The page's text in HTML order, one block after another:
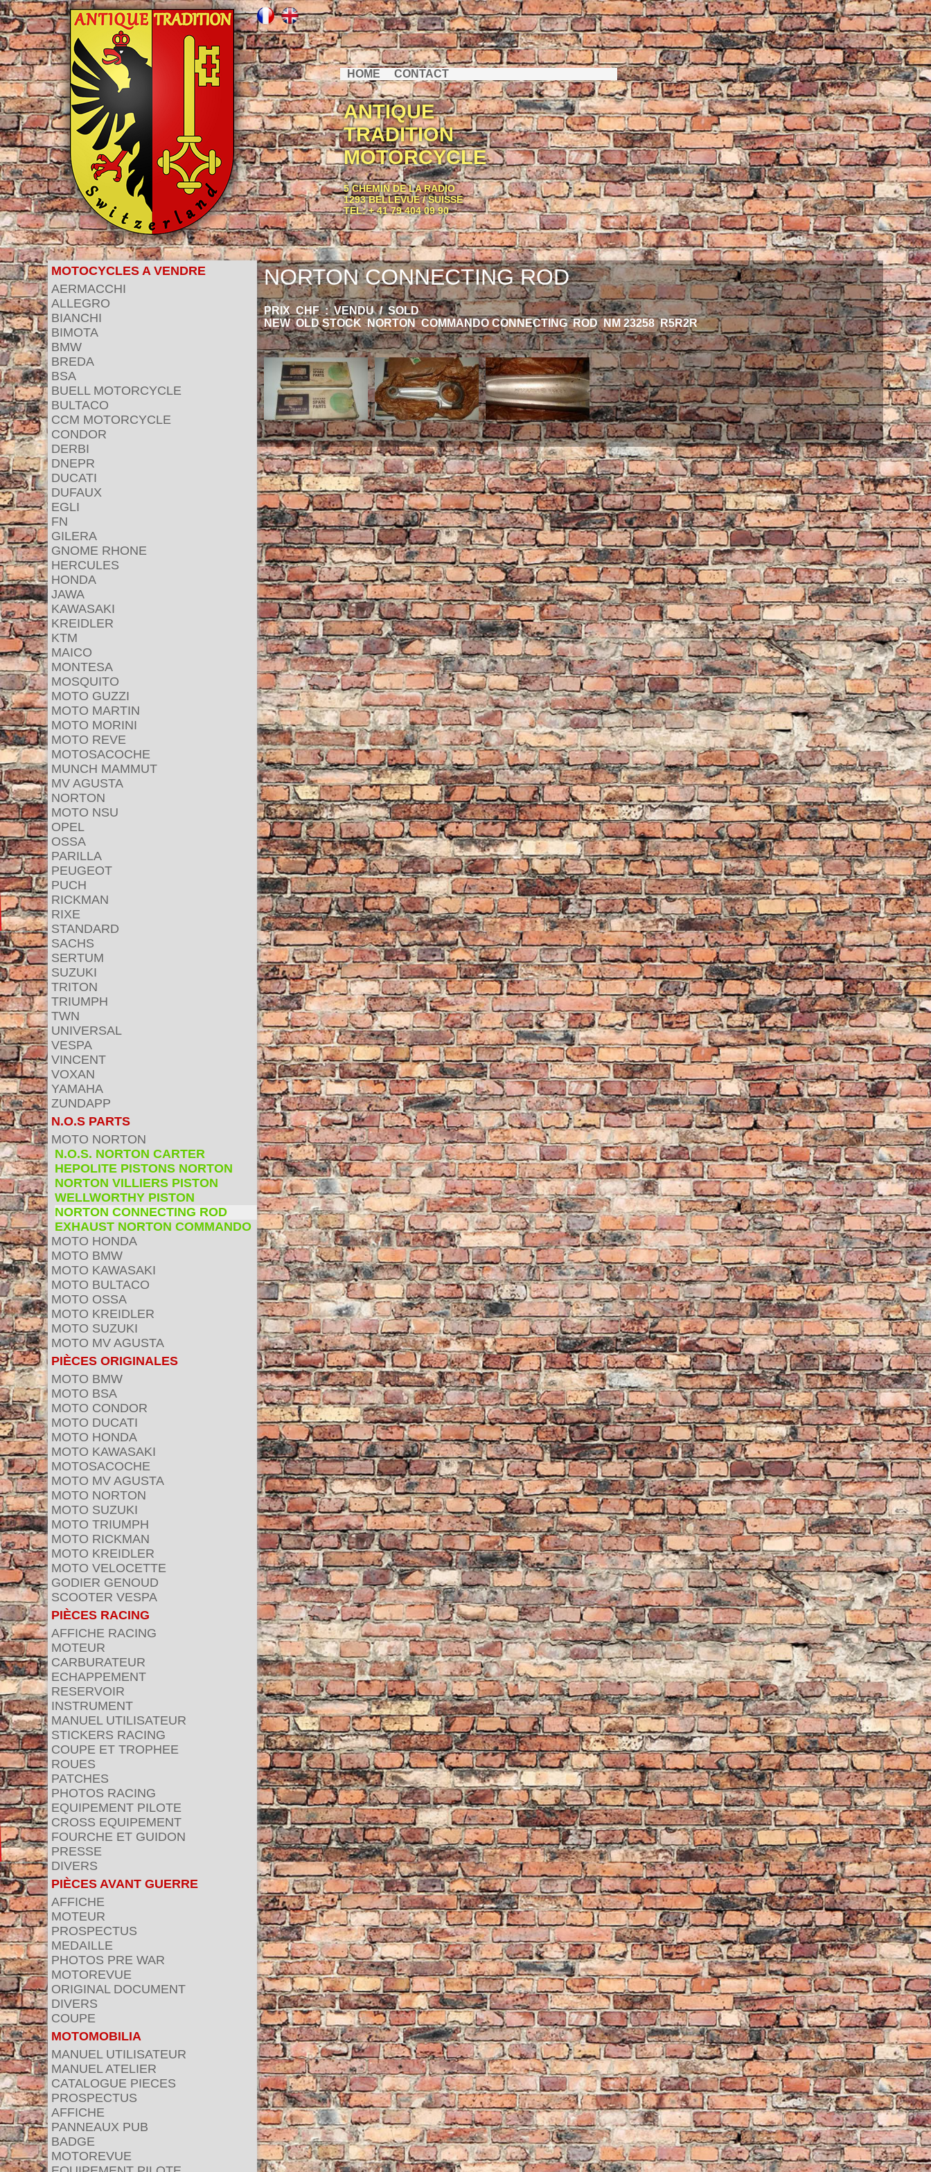
HOME CONTACT
ANTIQUE
TRADITION
MOTORCYCLE
5 CHEMIN DE LA RADIO
1293 BELLEVUE / SUISSE
TEL: + 41 79 404 09 90
MOTOCYCLES A VENDRE
AERMACCHI
ALLEGRO
BIANCHI
BIMOTA
BMW
BREDA
BSA
BUELL MOTORCYCLE
BULTACO
CCM MOTORCYCLE
CONDOR
DERBI
DNEPR
DUCATI
DUFAUX
EGLI
FN
GILERA
GNOME RHONE
HERCULES
HONDA
JAWA
KAWASAKI
KREIDLER
KTM
MAICO
MONTESA
MOSQUITO
MOTO GUZZI
MOTO MARTIN
MOTO MORINI
MOTO REVE
MOTOSACOCHE
MUNCH MAMMUT
MV AGUSTA
NORTON
MOTO NSU
OPEL
OSSA
PARILLA
PEUGEOT
PUCH
RICKMAN
RIXE
STANDARD
SACHS
SERTUM
SUZUKI
TRITON
TRIUMPH
TWN
UNIVERSAL
VESPA
VINCENT
VOXAN
YAMAHA
ZUNDAPP
N.O.S PARTS
MOTO NORTON
N.O.S. NORTON CARTER
HEPOLITE PISTONS NORTON
NORTON VILLIERS PISTON
WELLWORTHY PISTON
NORTON CONNECTING ROD
EXHAUST NORTON COMMANDO
MOTO HONDA
MOTO BMW
MOTO KAWASAKI
MOTO BULTACO
MOTO OSSA
MOTO KREIDLER
MOTO SUZUKI
MOTO MV AGUSTA
PIÈCES ORIGINALES
MOTO BMW
MOTO BSA
MOTO CONDOR
MOTO DUCATI
MOTO HONDA
MOTO KAWASAKI
MOTOSACOCHE
MOTO MV AGUSTA
MOTO NORTON
MOTO SUZUKI
MOTO TRIUMPH
MOTO RICKMAN
MOTO KREIDLER
MOTO VELOCETTE
GODIER GENOUD
SCOOTER VESPA
PIÈCES RACING
AFFICHE RACING
MOTEUR
CARBURATEUR
ECHAPPEMENT
RESERVOIR
INSTRUMENT
MANUEL UTILISATEUR
STICKERS RACING
COUPE ET TROPHEE
ROUES
PATCHES
PHOTOS RACING
EQUIPEMENT PILOTE
CROSS EQUIPEMENT
FOURCHE ET GUIDON
PRESSE
DIVERS
PIÈCES AVANT GUERRE
AFFICHE
MOTEUR
PROSPECTUS
MEDAILLE
PHOTOS PRE WAR
MOTOREVUE
ORIGINAL DOCUMENT
DIVERS
COUPE
MOTOMOBILIA
MANUEL UTILISATEUR
MANUEL ATELIER
CATALOGUE PIECES
PROSPECTUS
AFFICHE
PANNEAUX PUB
BADGE
MOTOREVUE
NORTON CONNECTING ROD
PRIX CHF : VENDU / SOLD
NEW OLD STOCK NORTON COMMANDO CONNECTING ROD NM 23258 R5R2R